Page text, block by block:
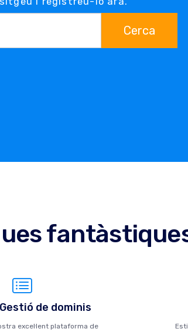
Cerca
Gestió de dominis
excel·lent plataforma de